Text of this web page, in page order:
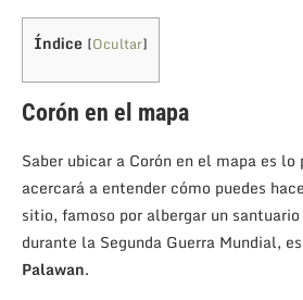
Índice [Ocultar]
Corón en el mapa
Saber ubicar a Corón en el mapa es
acercará a entender cómo puedes
sitio, famoso por albergar un
durante la Segunda Guerra Mundial,
Palawan.